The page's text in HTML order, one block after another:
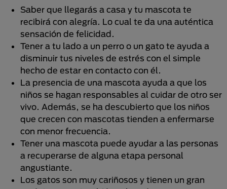
Saber que llegarás a casa y tu mascota te
recibirá con alegría. Lo cual te da una auténtica
sensación de felicidad.
Tener a tu lado a un perro o un gato te ayuda a
disminuir tus niveles de estrés con el simple
hecho de estar en contacto con él.
La presencia de una mascota ayuda a que los
niños se hagan responsables al cuidar de otro ser
vivo. Además, se ha descubierto que los niños
que crecen con mascotas tienden a enfermarse
con menor frecuencia.
Tener una mascota puede ayudar a las personas
a recuperarse de alguna etapa personal
angustiante.
Los gatos son muy cariñosos y tienen un gran